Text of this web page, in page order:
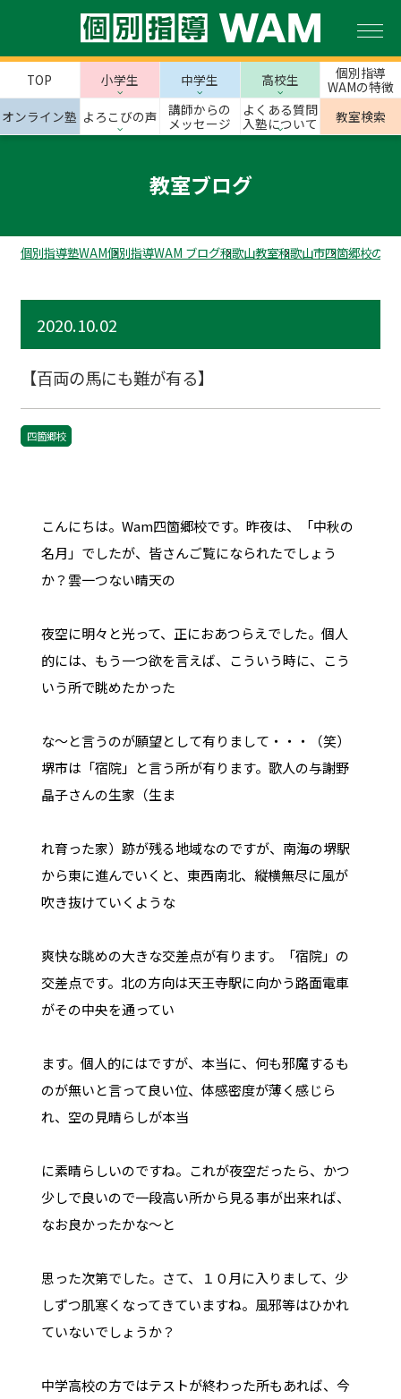
TOP 小学生 中学生 高校生
個別指導
WAMの特徴
オンライン塾 よろこびの声
講師からの
メッセージ
よくある質問
入塾について
教室検索
教室ブログ
個別指導塾WAM個別指導WAM ブログ和歌山教室和歌山市四箇郷校のス
2020.10.02
【百両の馬にも難が有る】
四箇郷校
こんにちは。Wam四箇郷校です。昨夜は、「中秋の
名月」でしたが、皆さんご覧になられたでしょう
か？雲一つない晴天の
夜空に明々と光って、正におあつらえでした。個人
的には、もう一つ欲を言えば、こういう時に、こう
いう所で眺めたかった
な～と言うのが願望として有りまして・・・（笑）
堺市は「宿院」と言う所が有ります。歌人の与謝野
晶子さんの生家（生ま
れ育った家）跡が残る地域なのですが、南海の堺駅
から東に進んでいくと、東西南北、縦横無尽に風が
吹き抜けていくような
爽快な眺めの大きな交差点が有ります。「宿院」の
交差点です。北の方向は天王寺駅に向かう路面電車
がその中央を通ってい
ます。個人的にはですが、本当に、何も邪魔するも
のが無いと言って良い位、体感密度が薄く感じら
れ、空の見晴らしが本当
に素晴らしいのですね。これが夜空だったら、かつ
少しで良いので一段高い所から見る事が出来れば、
なお良かったかな～と
思った次第でした。さて、１０月に入りまして、少
しずつ肌寒くなってきていますね。風邪等はひかれ
ていないでしょうか？
中学高校の方ではテストが終わった所もあれば、今